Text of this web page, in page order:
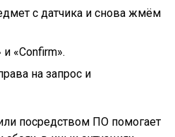
с датчика и снова жмём
«Confirm».
на запрос и
посредством ПО помогает